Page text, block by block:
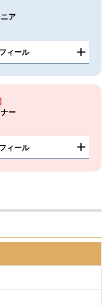
ア
ィール
ー
ィール